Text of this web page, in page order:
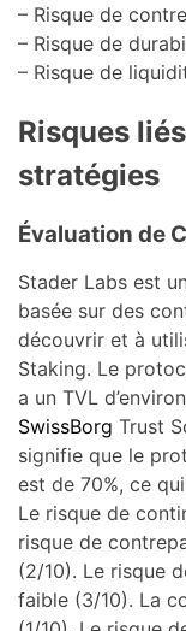
– Risque de
– Risque de
– Risque de
Risques
stratégies
Évaluation de
Stader Labs est
basée sur des
découvrir et à
Staking. Le
a un TVL
SwissBorg Trust
signifie que le
est de 70%, ce
Le risque de
risque de
(2/10). Le risque
faible (3/10). La